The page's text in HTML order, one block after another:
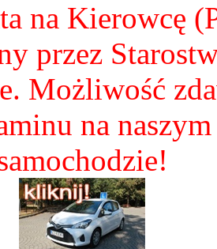
na Kierowcę
przez
Możliwość
na naszym